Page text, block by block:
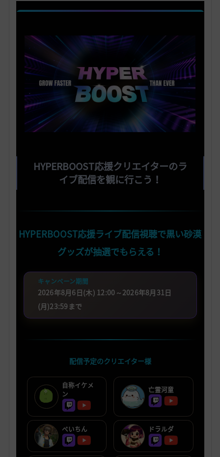
HYPERBOOST応援クリエイターのラ
イブ配信を観に行こう！
HYPERBOOST応援ライブ配信視聴で黒い砂漠
グッズが抽選でもらえる！
キャンペーン期間
2026年8月6日(木) 12:00～2026年8月31日
(月)23:59まで
配信予定のクリエイター様
自称イケメ
ン
亡霊河童
ぺいちん ドラルダ